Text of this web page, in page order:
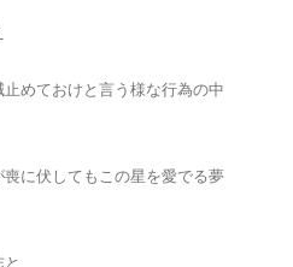
めておけと言う様な行為の中
に伏してもこの星を愛でる夢